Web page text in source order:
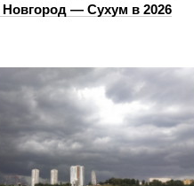
— Сухум в 2026